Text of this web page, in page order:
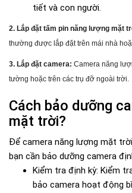
tiết và con người.
2. Lắp đặt tấm pin năng lượng mặt
thường được lắp đặt trên mái nhà
3. Lắp đặt camera: Camera năng
tường hoặc trên các trụ đỡ ngoài trời.
Cách bảo dưỡng
mặt trời?
Để camera năng lượng mặt
bạn cần bảo dưỡng camera
Kiểm tra định kỳ: Kiểm
bảo camera hoạt động